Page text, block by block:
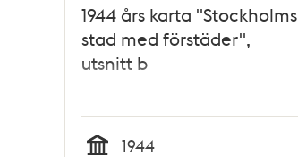
1944 års karta "Stockholms
stad med förstäder",
utsnitt b
1944